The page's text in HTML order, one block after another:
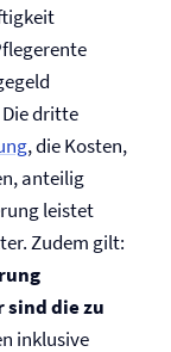
dritte
, die Kosten,
anteilig
leistet
Zudem gilt:
sind die zu
inklusive